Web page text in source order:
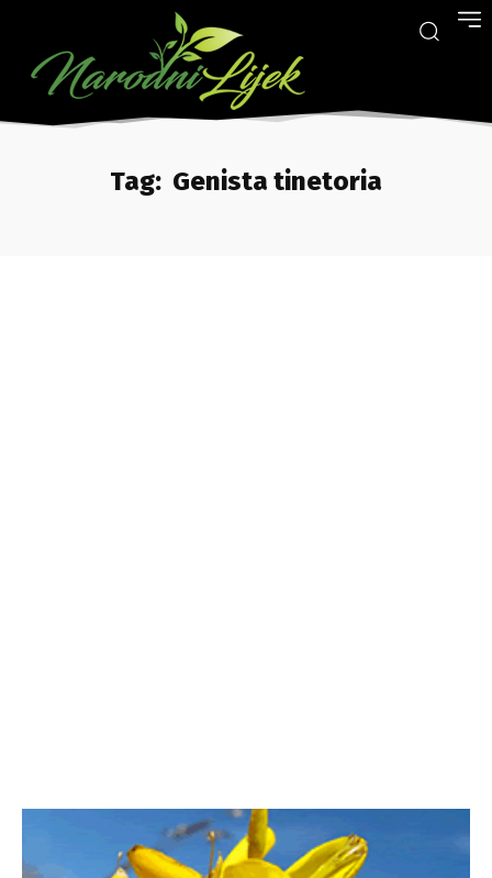
Tag: Genista tinetoria